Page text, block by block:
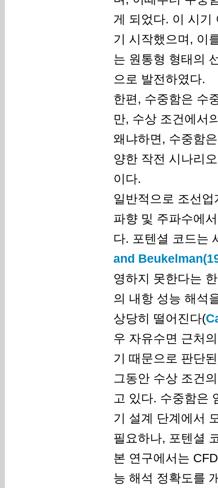
게 되었다. 이 시기
기 시작했으며, 이
는 원통형 형태의
으로 발전하였다.
한편, 수중함은 수
만, 수상 조건에서
왜냐하면, 수중함
양한 작전 시나리
이다.
일반적으로 조선
파향 및 주파수에
다. 포텐셜 코드는
and
영하지 못한다는
의 내항 성능 해석
상당히 떨어진다(
우 자유수면 근처
기 때문으로 판단
그동안 수상 조건
고 있다. 수중함은
기 설계 단계에서
필요하나, 포텐셜
본 연구에서는
능 해석 정확도를